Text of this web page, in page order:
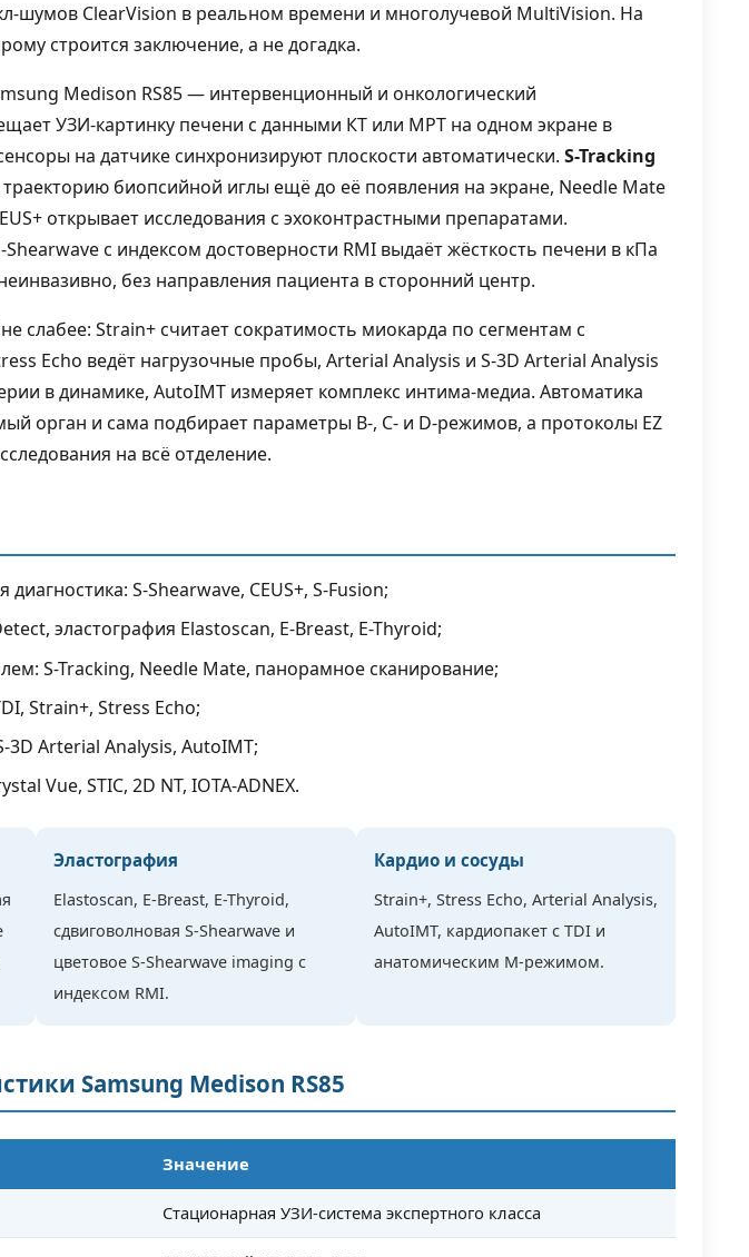
7 августа 2026
Почему при травме
седалищного нерва чаще
всего страдает стопа:
анатомия вопроса
Читать полностью
шумов ClearVision в реальном времени и многолучевой MultiVision. На
строится заключение, а не догадка.
Medison RS85 — интервенционный и онкологический
УЗИ-картинку печени с данными КТ или МРТ на одном экране в
на датчике синхронизируют плоскости автоматически. S-Tracking
биопсийной иглы ещё до её появления на экране, Needle Mate
открывает исследования с эхоконтрастными препаратами.
с индексом достоверности RMI выдаёт жёсткость печени в кПа
без направления пациента в сторонний центр.
слабее: Strain+ считает сократимость миокарда по сегментам с
Echo ведёт нагрузочные пробы, Arterial Analysis и S-3D Arterial Analysis
в динамике, AutoIMT измеряет комплекс интима-медиа. Автоматика
орган и сама подбирает параметры B-, C- и D-режимов, а протоколы EZ
на всё отделение.
S-Shearwave, CEUS+, S-Fusion;
эластография Elastoscan, E-Breast, E-Thyroid;
S-Tracking, Needle Mate, панорамное сканирование;
Strain+, Stress Echo;
3D Arterial Analysis, AutoIMT;
Vue, STIC, 2D NT, IOTA-ADNEX.
Эластография
Elastoscan, E-Breast, E-Thyroid,
сдвиговолновая S-Shearwave и
цветовое S-Shearwave imaging с
индексом RMI.
Кардио и сосуды
Strain+, Stress Echo, Arterial Analysis,
AutoIMT, кардиопакет с TDI и
анатомическим М-режимом.
Samsung Medison RS85
Значение
Стационарная УЗИ-система экспертного класса